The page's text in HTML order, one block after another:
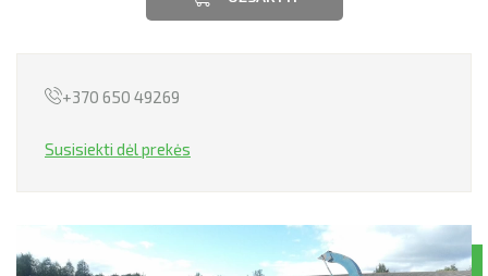
+370 650 49269
Susisiekti dėl prekės